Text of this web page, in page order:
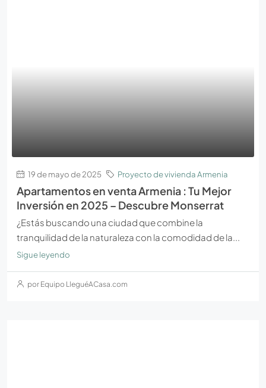
19 de mayo de 2025 Proyecto de vivienda Armenia
Apartamentos en venta Armenia : Tu Mejor
Inversión en 2025 – Descubre Monserrat
¿Estás buscando una ciudad que combine la
tranquilidad de la naturaleza con la comodidad de la...
Sigue leyendo
por Equipo LleguéACasa.com